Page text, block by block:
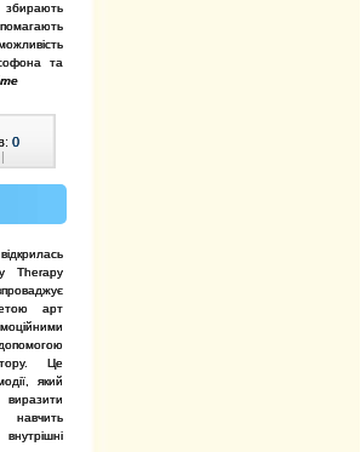
збирають
та
0
|
Therapy
арт
Це
який
навчить